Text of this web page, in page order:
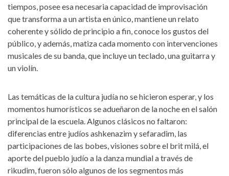
tiempos, posee esa necesaria capacidad de improvisación
que transforma a un artista en único, mantiene un relato
coherente y sólido de principio a fin, conoce los gustos del
público, y además, matiza cada momento con intervenciones
musicales de su banda, que incluye un teclado, una guitarra y
un violín.
Las temáticas de la cultura judía no se hicieron esperar, y los
momentos humorísticos se adueñaron de la noche en el salón
principal de la escuela. Algunos clásicos no faltaron:
diferencias entre judíos ashkenazim y sefaradim, las
participaciones de las bobes, visiones sobre el brit milá, el
aporte del pueblo judío a la danza mundial a través de
rikudim, fueron sólo algunos de los segmentos más